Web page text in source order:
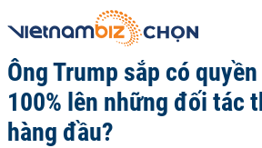
Ông Trump sắp có
100% lên những đối tác
hàng đầu?